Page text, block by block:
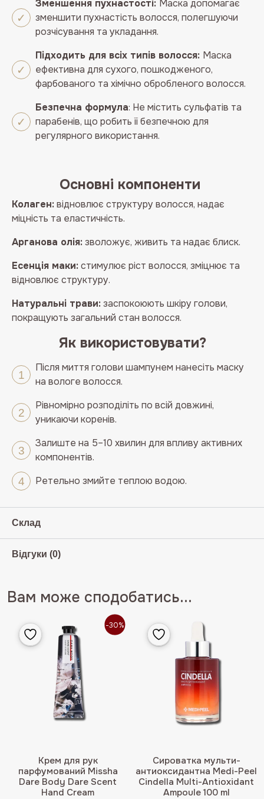
Зменшення пухнастості: Маска допомагає
зменшити пухнастість волосся, полегшуючи
розчісування та укладання.
Підходить для всіх типів волосся: Маска
ефективна для сухого, пошкодженого,
фарбованого та хімічно обробленого волосся.
Безпечна формула: Не містить сульфатів та
парабенів, що робитьїїбезпечною для
регулярного використання.
Основні компоненти
Колаген:відновлює структуру волосся, надає
міцність та еластичність.
Арганова олія:зволожує, живить та надає блиск.
Есенція маки:стимулює ріст волосся, зміцнює та
відновлює структуру.
Натуральні трави:заспокоюють шкіру голови,
покращують загальний стан волосся.
Як використовувати?
Після миття голови шампунем нанесіть маску
на вологе волосся.
Рівномірно розподіліть по всій довжині,
уникаючи коренів.
Залиште на 5–10 хвилин для впливу активних
компонентів.
Ретельно змийте теплою водою.
Склад
Відгуки (0)
Вам може сподобатись...
-30%
Крем для рук
парфумований Missha
Dare Body Dare Scent
Hand Cream
Сироватка мульти-
антиоксидантна Medi-Peel
Cindella Multi-Antioxidant
Ampoule 100 ml